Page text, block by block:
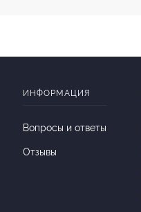
ИНФОРМАЦИЯ
Вопросы и ответы
Отзывы